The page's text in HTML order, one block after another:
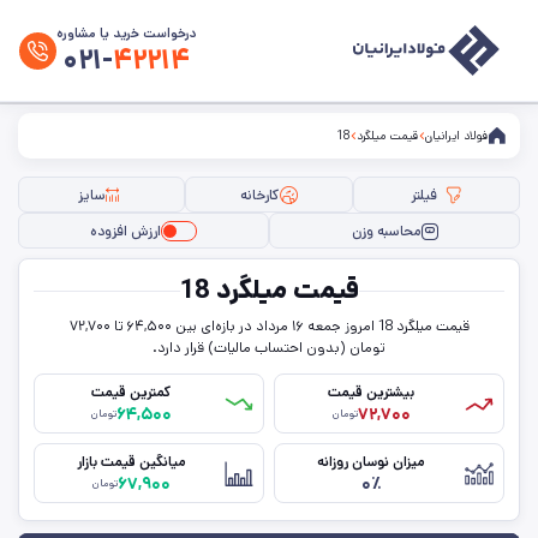
درخواست خرید یا مشاوره
۰۲۱-۴۲۲۱۴
فولاد ایرانیان قیمت میلگرد 18
فیلتر ها
سایز
استاندارد
کارخانه
فیلتر کارخانه
سایز
محاسبه وزن
ارزش افزوده
قیمت میلگرد 18
قیمت میلگرد 18 امروز جمعه ۱۶ مرداد در بازه‌ای بین ۶۴,۵۰۰ تا ۷۲,۷۰۰
تومان (بدون احتساب مالیات) قرار دارد.
بیشترین قیمت
۷۲,۷۰۰تومان
کمترین قیمت
۶۴,۵۰۰تومان
میزان نوسان روزانه
۰٪
میانگین قیمت بازار
۶۷,۹۰۰تومان